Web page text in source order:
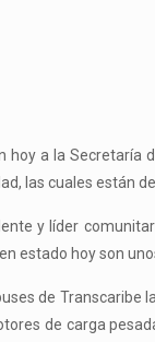
hoy a la
las cuales están
y líder
estado hoy son
de Transcaribe
de carga